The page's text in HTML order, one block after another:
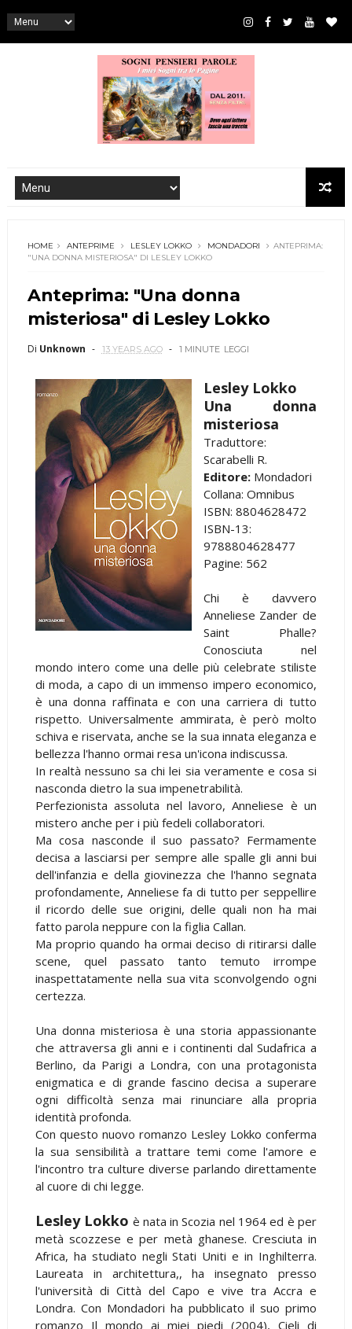
HOME ANTEPRIME LESLEY LOKKO MONDADORI
ANTEPRIMA:
"UNA DONNA MISTERIOSA" DI LESLEY LOKKO
Anteprima: "Una donna
misteriosa" di Lesley Lokko
Di Unknown 13 YEARS AGO 1 MINUTE LEGGI
Lesley Lokko
Una donna
misteriosa
Traduttore:
Scarabelli R.
Editore:Mondadori
Collana: Omnibus
ISBN: 8804628472
ISBN-13:
9788804628477
Pagine: 562
Chi è davvero
Anneliese Zander de
Saint Phalle?
Conosciuta nel
mondo intero come una delle più celebrate stiliste
di moda, a capo di un immenso impero economico,
è una donna raffinata e con una carriera di tutto
rispetto. Universalmente ammirata, è però molto
schiva e riservata, anche se la sua innata eleganza e
bellezza l'hanno ormai resa un'icona indiscussa.
In realtà nessuno sa chi lei sia veramente e cosa si
nasconda dietro la sua impenetrabilità.
Perfezionista assoluta nel lavoro, Anneliese è un
mistero anche per i più fedeli collaboratori.
Ma cosa nasconde il suo passato? Fermamente
decisa a lasciarsi per sempre alle spalle gli anni bui
dell'infanzia e della giovinezza che l'hanno segnata
profondamente, Anneliese fa di tutto per seppellire
il ricordo delle sue origini, delle quali non ha mai
fatto parola neppure con la figlia Callan.
Ma proprio quando ha ormai deciso di ritirarsi dalle
scene, quel passato tanto temuto irrompe
inaspettatamente nella sua vita sconvolgendo ogni
certezza.
Una donna misteriosa è una storia appassionante
che attraversa gli anni e i continenti dal Sudafrica a
Berlino, da Parigi a Londra, con una protagonista
enigmatica e di grande fascino decisa a superare
ogni difficoltà senza mai rinunciare alla propria
identità profonda.
Con questo nuovo romanzo Lesley Lokko conferma
la sua sensibilità a trattare temi come l'amore e
l'incontro tra culture diverse parlando direttamente
al cuore di chi legge.
Lesley Lokko è nata in Scozia nel 1964 ed è per
metà scozzese e per metà ghanese. Cresciuta in
Africa, ha studiato negli Stati Uniti e in Inghilterra.
Laureata in architettura,, ha insegnato presso
l'università di Città del Capo e vive tra Accra e
Londra. Con Mondadori ha pubblicato il suo primo
romanzo Il mondo ai miei piedi (2004), Cieli di